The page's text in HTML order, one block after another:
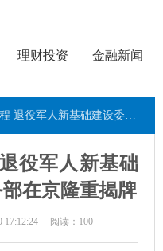
理财投资 金融新闻
基础建设委员会北京服务部在京隆重揭牌
役军人新基础
在京隆重揭牌
17:12:24 阅读： 100